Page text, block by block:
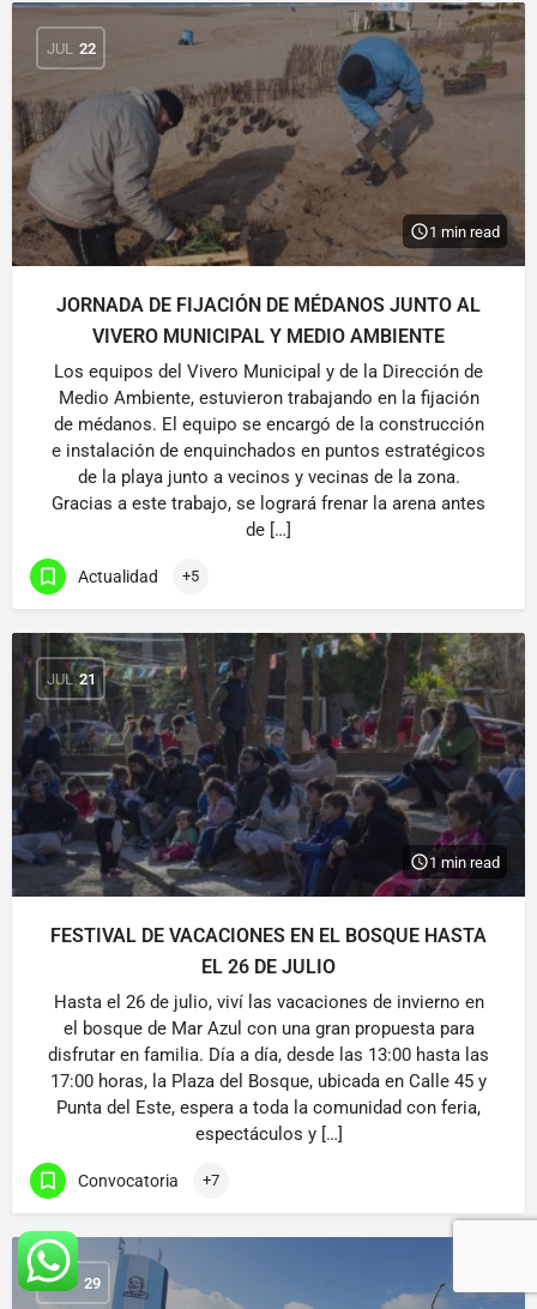
JUL 22
1 min read
JORNADA DE FIJACIÓN DE MÉDANOS JUNTO AL
VIVERO MUNICIPAL Y MEDIO AMBIENTE
Los equipos del Vivero Municipal y de la Dirección de
Medio Ambiente, estuvieron trabajando en la fijación
de médanos. El equipo se encargó de la construcción
e instalación de enquinchados en puntos estratégicos
de la playa junto a vecinos y vecinas de la zona.
Gracias a este trabajo, se logrará frenar la arena antes
de […]
Actualidad +5
JUL 21
1 min read
FESTIVAL DE VACACIONES EN EL BOSQUE HASTA
EL 26 DE JULIO
Hasta el 26 de julio, viví las vacaciones de invierno en
el bosque de Mar Azul con una gran propuesta para
disfrutar en familia. Día a día, desde las 13:00 hasta las
17:00 horas, la Plaza del Bosque, ubicada en Calle 45 y
Punta del Este, espera a toda la comunidad con feria,
espectáculos y […]
Convocatoria +7
MAY 29